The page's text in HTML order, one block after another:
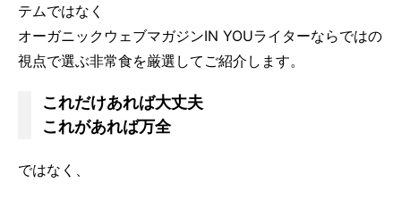
テムではなく
オーガニックウェブマガジンIN YOUライターならではの
視点で選ぶ非常食を厳選してご紹介します。
これだけあれば大丈夫
これがあれば万全
ではなく、